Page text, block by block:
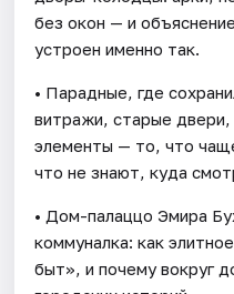
без окон — и
устроен именно так.
• Парадные, где
витражи, старые двери,
элементы — то, что
что не знают, куда
• Дом-палаццо Эмира
коммуналка: как
быт», и почему вокруг